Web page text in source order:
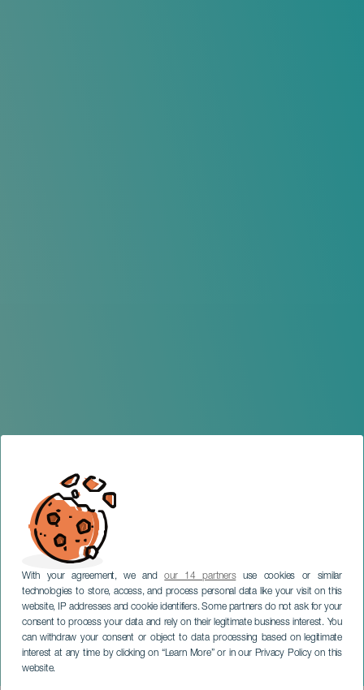
With your agreement, we andour 14 partnersuse cookies or similar
technologies to store, access, and process personal data like your visit on this
website, IP addresses and cookie identifiers. Some partners do not ask for your
consent to process your data and rely on their legitimate business interest. You
can withdraw your consent or object to data processing based on legitimate
interest at any time by clicking on “Learn More” or in our Privacy Policy on this
website.
Camille Thurman & The
Darrell Green Quartet
GRAN CANARIA